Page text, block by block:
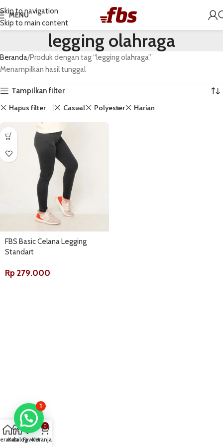
Skip to navigation
Skip to main content
MENU
legging olahraga
Beranda Produk dengan tag “legging olahraga”
Menampilkan hasil tunggal
Tampilkan filter
Hapus filter
Casual Polyester Harian
FBS Basic Celana Legging
Standart
Rp 279.000
KatalogFavorit
0
Keranjang
1